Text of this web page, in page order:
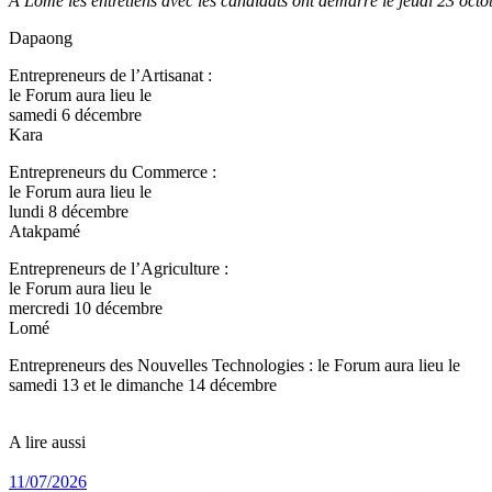
Dapaong
Entrepreneurs de l’Artisanat :
le Forum aura lieu le
samedi 6 décembre
Kara
Entrepreneurs du Commerce :
le Forum aura lieu le
lundi 8 décembre
Atakpamé
Entrepreneurs de l’Agriculture :
le Forum aura lieu le
mercredi 10 décembre
Lomé
Entrepreneurs des Nouvelles Technologies : le Forum aura lieu le
samedi 13 et le dimanche 14 décembre
A lire aussi
11/07/2026